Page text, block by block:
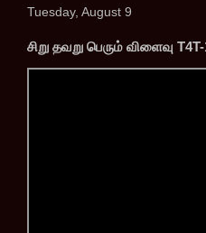
Tuesday, August 9
சிறு தவறு பெரும் விளைவு